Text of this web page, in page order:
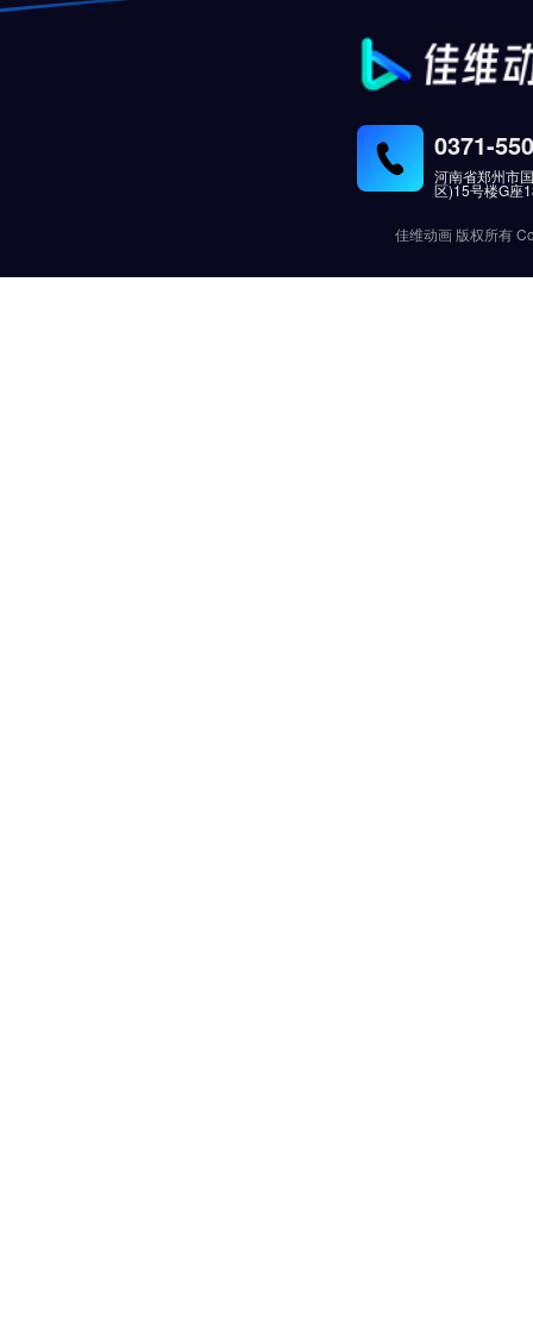
0371-
河南省郑州市
区)15号楼G座
佳维动画 版权所有